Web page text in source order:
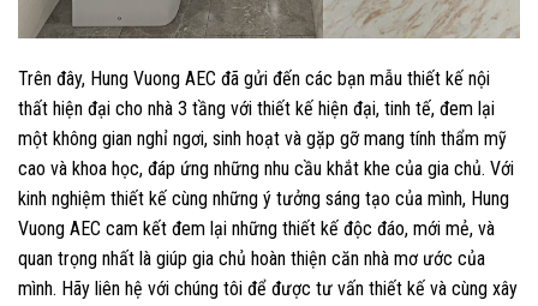
Trên đây, Hung Vuong AEC đã gửi đến các bạn mẫu thiết kế nội
thất hiện đại cho nhà 3 tầng với thiết kế hiện đại, tinh tế, đem lại
một không gian nghỉ ngơi, sinh hoạt và gặp gỡ mang tính thẩm mỹ
cao và khoa học, đáp ứng những nhu cầu khắt khe của gia chủ. Với
kinh nghiệm thiết kế cùng những ý tưởng sáng tạo của mình, Hung
Vuong AEC cam kết đem lại những thiết kế độc đáo, mới mẻ, và
quan trọng nhất là giúp gia chủ hoàn thiện căn nhà mơ ước của
mình. Hãy liên hệ với chúng tôi để được tư vấn thiết kế và cùng xây